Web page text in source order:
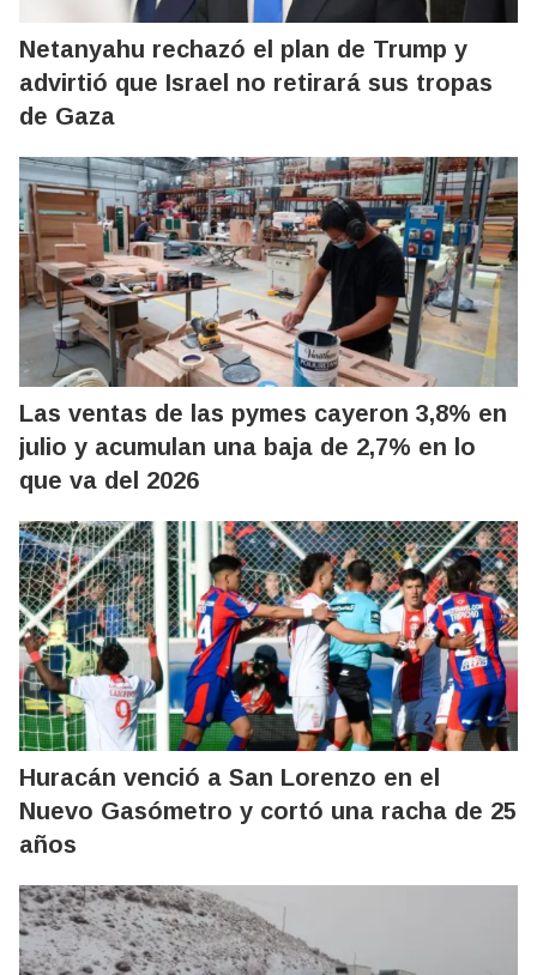
Netanyahu rechazó el plan de Trump y
advirtió que Israel no retirará sus tropas
de Gaza
Las ventas de las pymes cayeron 3,8% en
julio y acumulan una baja de 2,7% en lo
que va del 2026
Huracán venció a San Lorenzo en el
Nuevo Gasómetro y cortó una racha de 25
años